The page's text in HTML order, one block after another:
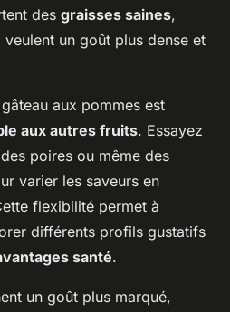
des graisses saines,
un goût plus dense et
aux pommes est
aux autres fruits. Essayez
poires ou même des
varier les saveurs en
flexibilité permet à
différents profils gustatifs
santé.
un goût plus marqué,